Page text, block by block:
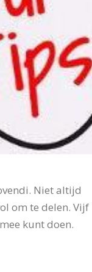
Niet altijd
om te delen. Vijf
kunt doen.